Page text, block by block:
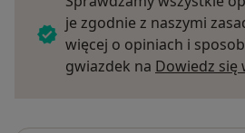
je zgodnie z naszymi
więcej o opiniach i
gwiazdek na Dowiedz się